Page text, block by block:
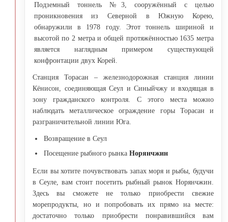
Подземный тоннель №3, сооружённый с целью
проникновения из Северной в Южную Корею,
обнаружили в 1978 году. Этот тоннель шириной и
высотой по 2 метра и общей протяжённостью 1635 метра
является наглядным примером существующей
конфронтации двух Корей.
Станция Торасан – железнодорожная станция линии
Кёнисон, соединяющая Сеул и Синыйчжу и входящая в
зону гражданского контроля. С этого места можно
наблюдать металлическое ограждение горы Торасан и
разграничительной линии Юга.
Возвращение в Сеул
Посещение рыбного рынка Норянчжин
Если вы хотите почувствовать запах моря и рыбы, будучи
в Сеуле, вам стоит посетить рыбный рынок Норянчжин.
Здесь вы сможете не только приобрести свежие
морепродукты, но и попробовать их прямо на месте:
достаточно только приобрести понравившийся вам